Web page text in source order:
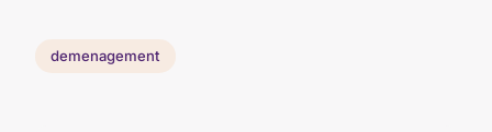
demenagement